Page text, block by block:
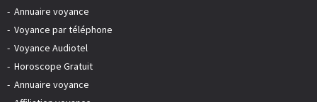
Annuaire voyance
Voyance par téléphone
Voyance Audiotel
Horoscope Gratuit
Annuaire voyance